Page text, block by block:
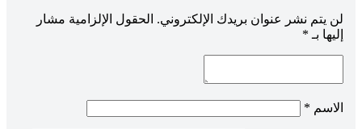
لن يتم نشر عنوان بريدك الإلكتروني. الحقول الإلزامية مشار
إليها بـ *
الاسم *